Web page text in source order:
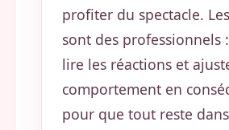
profiter du spectacle.
sont des professionnels
lire les réactions et
comportement en
pour que tout reste